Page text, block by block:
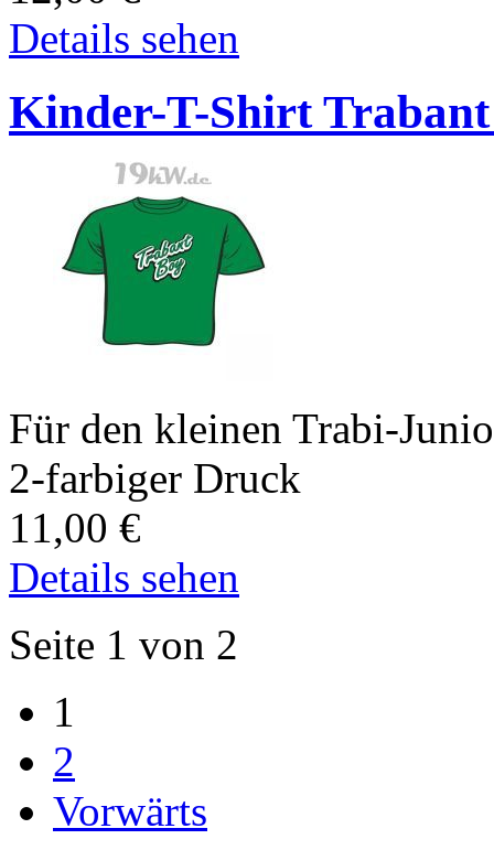
Details sehen
Kinder-T-Shirt
Für den kleinen Trabi-
2-farbiger Druck
11,00 €
Details sehen
Seite 1 von 2
1
2
Vorwärts